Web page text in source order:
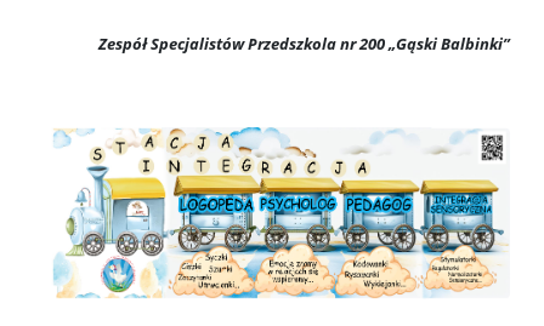
Zespół Specjalistów Przedszkola nr 200 „Gąski Balbinki”